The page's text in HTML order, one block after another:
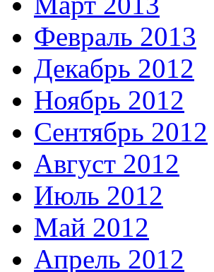
Февраль 2013
Декабрь 2012
Ноябрь 2012
Сентябрь 2012
Август 2012
Июль 2012
Май 2012
Апрель 2012